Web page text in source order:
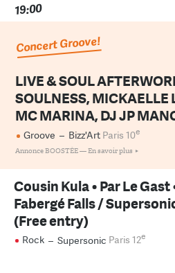
19:00
Concert Groove!
LIVE & SOUL
SOULNESS, MICKAELLE
MC MARINA, DJ JP
Groove – Bizz'Art Paris 10e
Annonce BOOSTÉE —En savoir plus
Cousin Kula • Par Le Gast
Fabergé Falls /
(Free entry)
Rock – Supersonic Paris 12e